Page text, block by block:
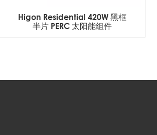
Higon Residential 420W 黑框
半片 PERC 太阳能组件